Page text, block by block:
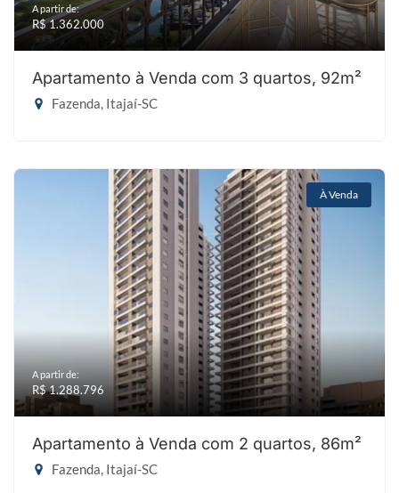
A partir de:
R$ 1.362.000
Apartamento à Venda com 3 quartos, 92m²
Fazenda, Itajaí-SC
À Venda
A partir de:
R$ 1.288.796
Apartamento à Venda com 2 quartos, 86m²
Fazenda, Itajaí-SC